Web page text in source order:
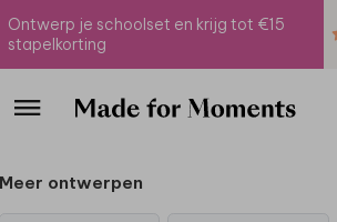
Ontwerp je schoolset en krijg tot €15
stapelkorting
Meer ontwerpen